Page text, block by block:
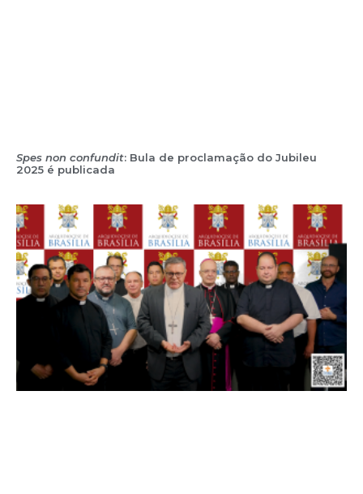
Spes non confundit: Bula de proclamação do Jubileu
2025 é publicada